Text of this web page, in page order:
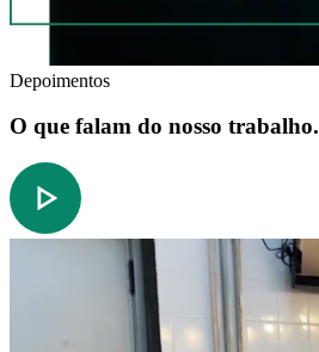
Depoimentos
O que falam do nosso trabalho.